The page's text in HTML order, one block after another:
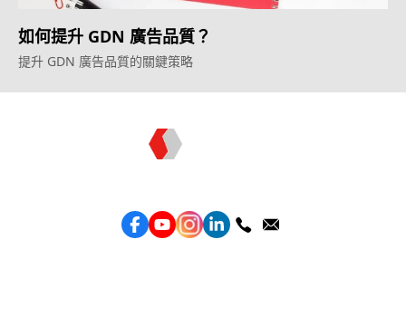
如何提升 GDN 廣告品質？
提升 GDN 廣告品質的關鍵策略